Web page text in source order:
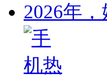
2026年